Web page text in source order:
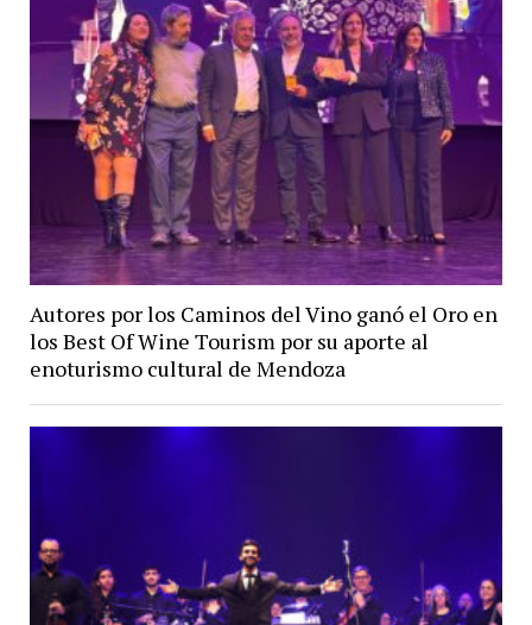
Autores por los Caminos del Vino ganó el Oro en
los Best Of Wine Tourism por su aporte al
enoturismo cultural de Mendoza